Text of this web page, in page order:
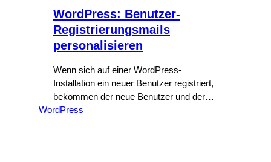
WordPress: Benutzer-
Registrierungsmails
personalisieren
Wenn sich auf einer WordPress-
Installation ein neuer Benutzer registriert,
bekommen der neue Benutzer und der
Administrator eine Benachrichtigung.
WordPress